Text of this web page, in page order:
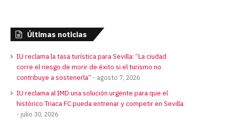
Últimas noticias
IU reclama la tasa turística para Sevilla: “La ciudad
corre el riesgo de morir de éxito si el turismo no
contribuye a sostenerla”
agosto 7, 2026
IU reclama al IMD una solución urgente para que el
histórico Triaca FC pueda entrenar y competir en Sevilla
julio 30, 2026